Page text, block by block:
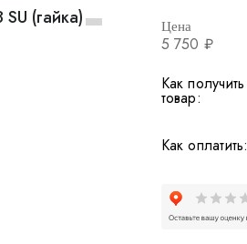
Цена
5 750 ₽
Как получить
товар:
Как оплатить: